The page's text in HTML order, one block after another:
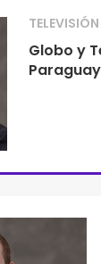
TELEVISIÓN
Globo y